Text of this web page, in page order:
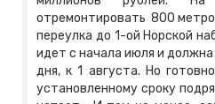
отремонтировать 800
переулка до 1-ой Норской
идет с начала июля и
дня, к 1 августа. Но
установленному сроку